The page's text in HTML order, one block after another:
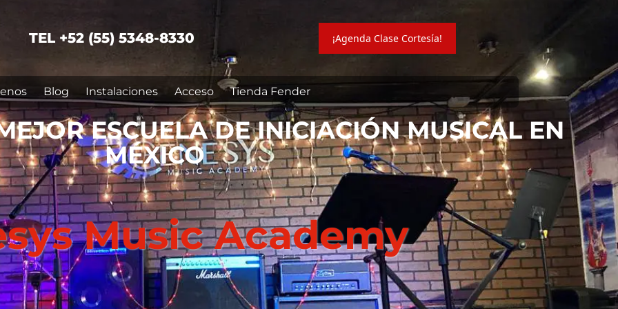
TEL +52 (55) 5348-8330 ¡Agenda Clase Cortesía!
Blog Instalaciones Acceso Tienda Fender
ESCUELA DE INICIACIÓN MUSICAL EN
MÉXICO
Music Academy